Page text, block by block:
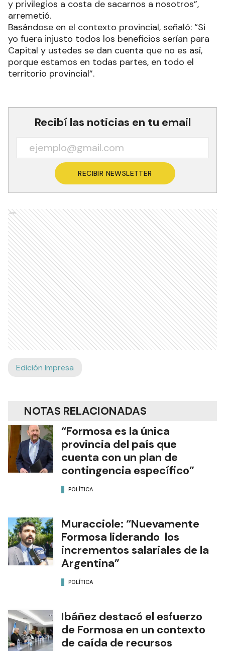
y privilegios a costa de sacarnos a nosotros”,
arremetió.
Basándose en el contexto provincial, señaló: “Si
yo fuera injusto todos los beneficios serían para
Capital y ustedes se dan cuenta que no es así,
porque estamos en todas partes, en todo el
territorio provincial”.
Recibí las noticias en tu email
RECIBIR NEWSLETTER
Ads
Edición Impresa
NOTAS RELACIONADAS
“Formosa es la única
provincia del país que
cuenta con un plan de
contingencia específico”
POLÍTICA
Muracciole: “Nuevamente
Formosa liderando los
incrementos salariales de la
Argentina”
POLÍTICA
Ibáñez destacó el esfuerzo
de Formosa en un contexto
de caída de recursos